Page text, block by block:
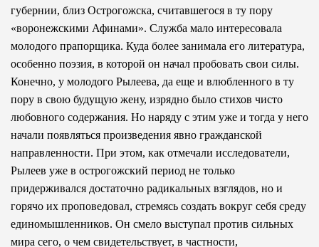
губернии, близ Острогожска, считавшегося в ту пору
«воронежскими Афинами». Служба мало интересовала
молодого прапорщика. Куда более занимала его литература,
особенно поэзия, в которой он начал пробовать свои силы.
Конечно, у молодого Рылеева, да еще и влюбленного в ту
пору в свою будущую жену, изрядно было стихов чисто
любовного содержания. Но наряду с этим уже и тогда у него
начали появляться произведения явно гражданской
направленности. При этом, как отмечали исследователи,
Рылеев уже в острогожский период не только
придерживался достаточно радикальных взглядов, но и
горячо их проповедовал, стремясь создать вокруг себя среду
единомышленников. Он смело выступал против сильных
мира сего, о чем свидетельствует, в частности,